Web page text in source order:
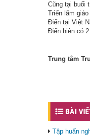
Cũng tại buổi
Triển lãm
Điển tại Việt
Điển hiện có
Trung tâm
BÀI
Tập huấn